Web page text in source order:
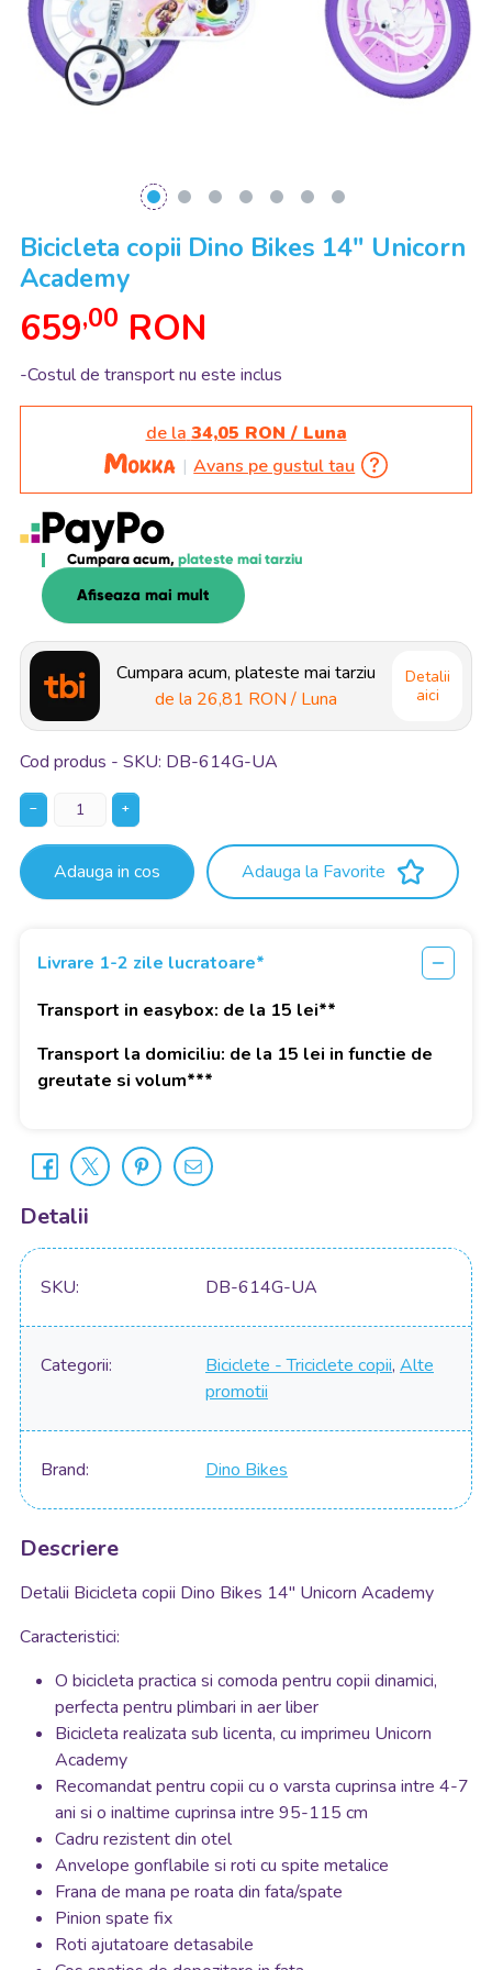
Bicicleta copii Dino Bikes 14" Unicorn
Academy
659,00 RON
-Costul de transport nu este inclus
de la 34,05 RON / Luna
Avans pe gustul tau
Cumpara acum, plateste mai tarziu
Afiseaza mai mult
Cumpara acum, plateste mai tarziu
de la 26,81 RON / Luna
Detalii
aici
Cod produs - SKU DB-614G-UA
− +
Adauga in cos Adauga la Favorite
Livrare 1-2 zile lucratoare*
Transport in easybox: de la 15 lei**
Transport la domiciliu: de la 15 lei in functie de
greutate si volum***
Detalii
SKU DB-614G-UA
Categorii Biciclete - Triciclete copii, Alte
promotii
Brand Dino Bikes
Descriere
Detalii Bicicleta copii Dino Bikes 14" Unicorn Academy
Caracteristici:
O bicicleta practica si comoda pentru copii dinamici,
perfecta pentru plimbari in aer liber
Bicicleta realizata sub licenta, cu imprimeu Unicorn
Academy
Recomandat pentru copii cu o varsta cuprinsa intre 4-7
ani si o inaltime cuprinsa intre 95-115 cm
Cadru rezistent din otel
Anvelope gonflabile si roti cu spite metalice
Frana de mana pe roata din fata/spate
Pinion spate fix
Roti ajutatoare detasabile